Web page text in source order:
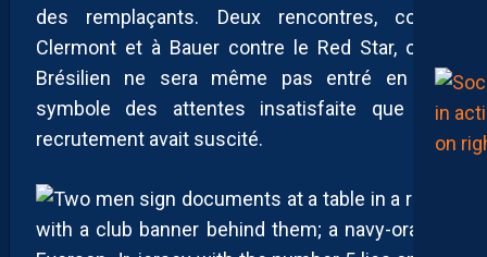
des remplaçants. Deux rencontres, contre
Clermont et à Bauer contre le Red Star, où le
Brésilien ne sera même pas entré en jeu,
symbole des attentes insatisfaite que son
recrutement avait suscité.